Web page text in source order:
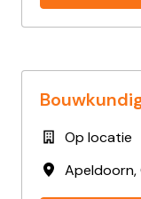
Op locatie
Apeldoorn,